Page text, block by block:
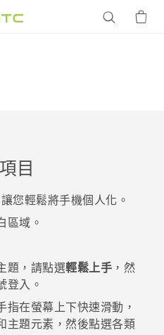
目
您輕鬆將手機個人化。
區域。
題 ，請點選輕鬆上手 ，然
登入。
指在螢幕上下快速滑動，
主題元素，然後點選各類